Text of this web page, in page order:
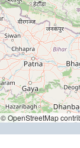
© OpenStreetMap